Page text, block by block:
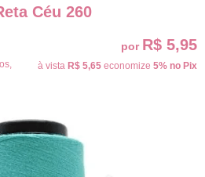
Céu 260
por R$ 5,95
à vista R$ 5,65 economize 5% no Pix